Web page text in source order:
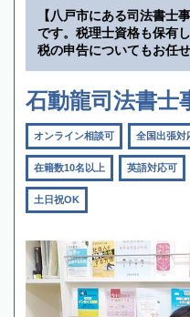
【八戸市にある司法書士
です。税理士資格も保有
税の申告についてもお任
石動龍司法書士
オンライン相談可 全国出張対
在籍数10名以上 英語対応可
土日祝OK